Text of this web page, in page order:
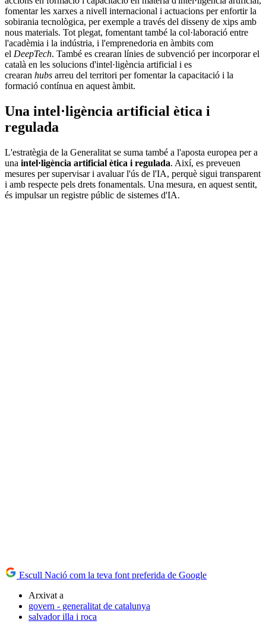
fomentar les xarxes a nivell internacional i actuacions per enfortir la
sobirania tecnològica, per exemple a través del disseny de xips amb
nous materials. Tot plegat, fomentant també la col·laboració entre
l'acadèmia i la indústria, i l'emprenedoria en àmbits com
el DeepTech. També es crearan línies de subvenció per incorporar el
català en les solucions d'intel·ligència artificial i es
crearan hubs arreu del territori per fomentar la capacitació i la
formació contínua en aquest àmbit.
Una intel·ligència artificial ètica i
regulada
L'estratègia de la Generalitat se suma també a l'aposta europea per a
una intel·ligència artificial ètica i regulada. Així, es preveuen
mesures per supervisar i avaluar l'ús de l'IA, perquè sigui transparent
i amb respecte pels drets fonamentals. Una mesura, en aquest sentit,
és impulsar un registre públic de sistemes d'IA.
Escull Nació com la teva font preferida de Google
Arxivat a
govern - generalitat de catalunya
salvador illa i roca